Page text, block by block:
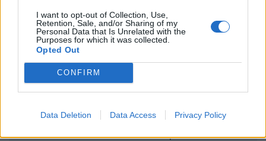
I want to opt-out of Collection, Use,
Retention, Sale, and/or Sharing of my
Personal Data that Is Unrelated with the
Purposes for which it was collected.
Opted Out
CONFIRM
Data Deletion Data Access Privacy Policy
KEDVES OLVASÓNK!
A keresett cikk a portfolio.hu hírarchívumához
tartozik, melynek olvasása előfizetéses
regisztrációhoz kötött.
Portfolio.hu teljes cikkarchívum
Kötéslisták: BÉT elmúlt 2 év napon belüli